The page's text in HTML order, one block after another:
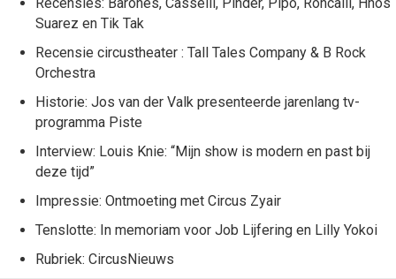
Suarez en Tik Tak
Recensie circustheater : Tall Tales Company & B Rock
Orchestra
Historie: Jos van der Valk presenteerde jarenlang tv-
programma Piste
Interview: Louis Knie: “Mijn show is modern en past bij
deze tijd”
Impressie: Ontmoeting met Circus Zyair
Tenslotte: In memoriam voor Job Lijfering en Lilly Yokoi
Rubriek: CircusNieuws